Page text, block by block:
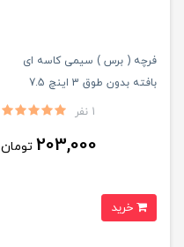
فرچه ( برس ) سیمی کاسه ای
بافته بدون طوق 3 اینچ 7.5
سانتی متر ساب ایران ( کربلایی )
1 نفر
203,000 تومان